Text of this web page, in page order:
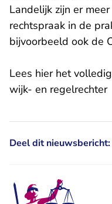
Landelijk zijn er
rechtspraak in de
bijvoorbeeld ook de
Lees hier het
wijk- en regelrechter
Deel dit nieuwsbericht: